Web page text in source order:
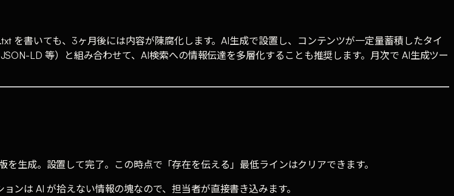
を書いても、3ヶ月後には内容が陳腐化します。AI生成で設置し、コンテンツが一定量蓄積したタイ
JSON-LD 等）と組み合わせて、AI検索への情報伝達を多層化することも推奨します。月次で AI生成ツー
を生成。設置して完了。この時点で「存在を伝える」最低ラインはクリアできます。
ョンは AI が拾えない情報の塊なので、担当者が直接書き込みます。